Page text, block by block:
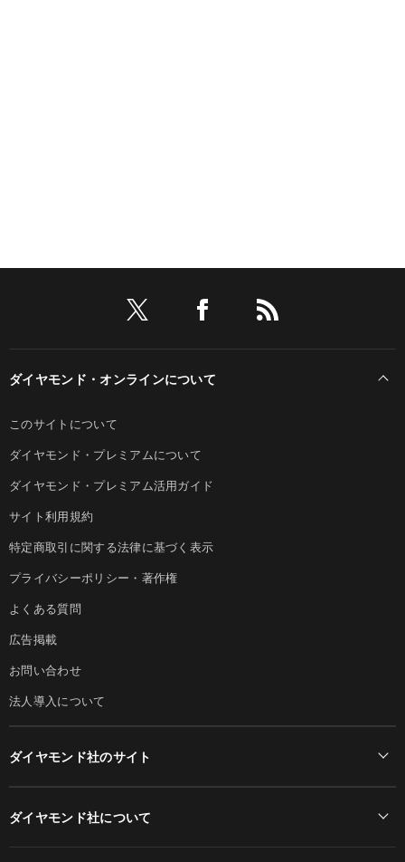
ダイヤモンド・オンラインについて
このサイトについて
ダイヤモンド・プレミアムについて
ダイヤモンド・プレミアム活用ガイド
サイト利用規約
特定商取引に関する法律に基づく表示
プライバシーポリシー・著作権
よくある質問
広告掲載
お問い合わせ
法人導入について
ダイヤモンド社のサイト
ダイヤモンド社について